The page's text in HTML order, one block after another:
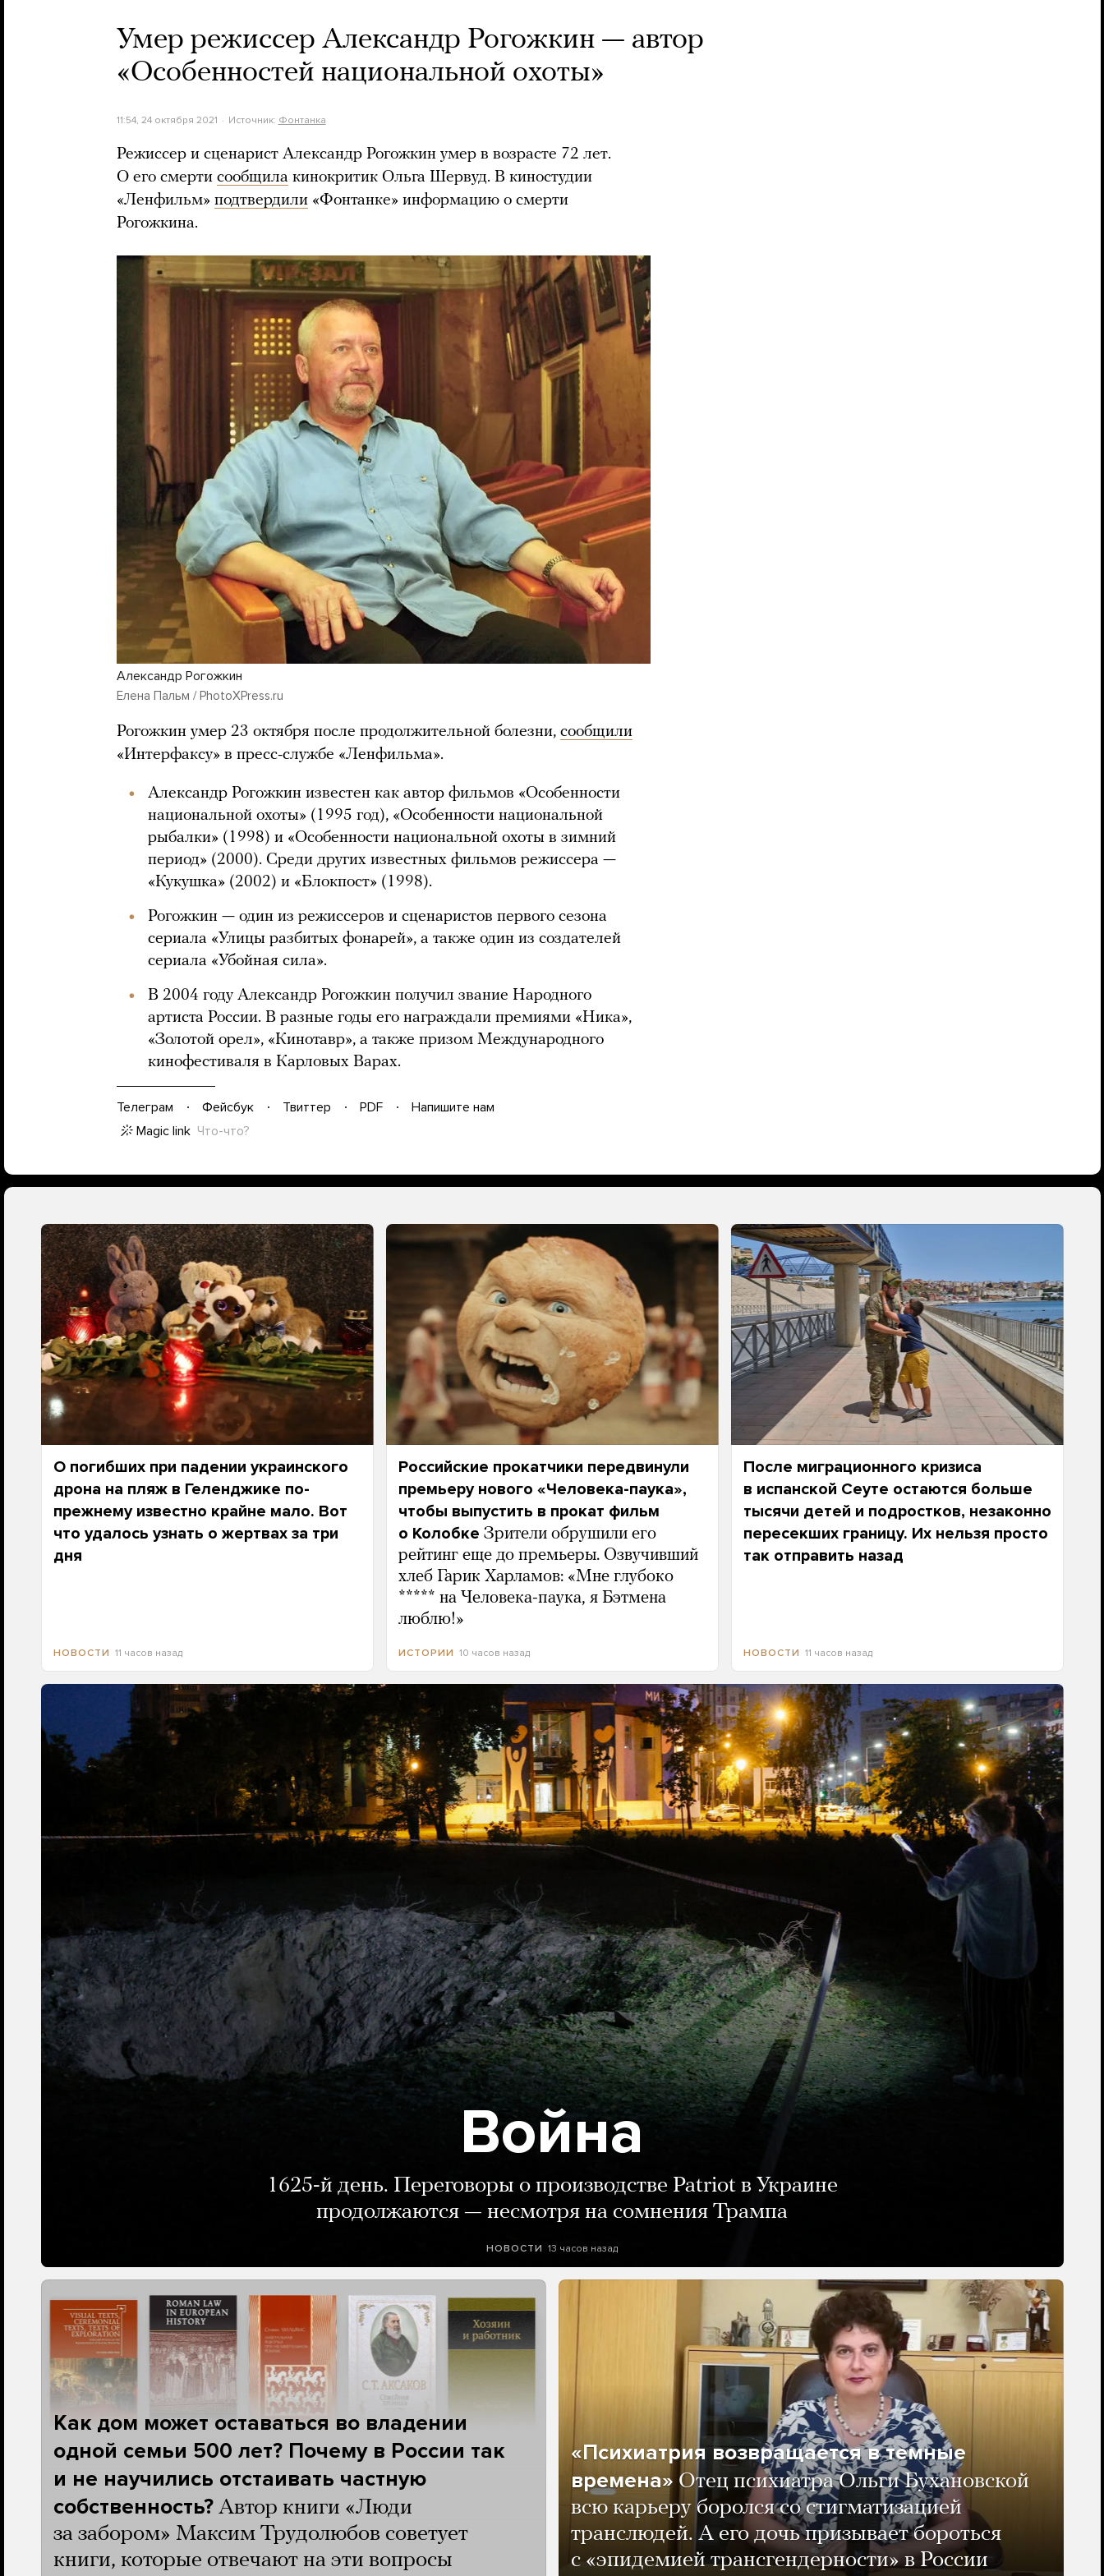
Умер режиссер Александр Рогожкин — автор
«Особенностей национальной охоты»
11:54, 24 октября 2021 Источник: Фонтанка
Режиссер и сценарист Александр Рогожкин умер в возрасте 72 лет.
О его смерти сообщила кинокритик Ольга Шервуд. В киностудии
«Ленфильм» подтвердили «Фонтанке» информацию о смерти
Рогожкина.
Александр Рогожкин
Елена Пальм / PhotoXPress.ru
Рогожкин умер 23 октября после продолжительной болезни, сообщили
«Интерфаксу» в пресс-службе «Ленфильма».
Александр Рогожкин известен как автор фильмов «Особенности
национальной охоты» (1995 год), «Особенности национальной
рыбалки» (1998) и «Особенности национальной охоты в зимний
период» (2000). Среди других известных фильмов режиссера —
«Кукушка» (2002) и «Блокпост» (1998).
Рогожкин — один из режиссеров и сценаристов первого сезона
сериала «Улицы разбитых фонарей», а также один из создателей
сериала «Убойная сила».
В 2004 году Александр Рогожкин получил звание Народного
артиста России. В разные годы его награждали премиями «Ника»,
«Золотой орел», «Кинотавр», а также призом Международного
кинофестиваля в Карловых Варах.
Телеграм Фейсбук Твиттер PDF
Напишите нам
Magic link Что-что?
О погибших при падении украинского
дрона на пляж в Геленджике по-
прежнему известно крайне мало. Вот
что удалось узнать о жертвах за три
дня
НОВОСТИ 11 часов назад
Российские прокатчики передвинули
премьеру нового «Человека-паука»,
чтобы выпустить в прокат фильм
о Колобке Зрители обрушили его
рейтинг еще до премьеры. Озвучивший
хлеб Гарик Харламов: «Мне глубоко
***** на Человека-паука, я Бэтмена
люблю!»
ИСТОРИИ 10 часов назад
После миграционного кризиса
в испанской Сеуте остаются больше
тысячи детей и подростков, незаконно
пересекших границу. Их нельзя просто
так отправить назад
НОВОСТИ 11 часов назад
Война
1625-й день. Переговоры о производстве Patriot в Украине
продолжаются — несмотря на сомнения Трампа
НОВОСТИ 13 часов назад
Как дом может оставаться во владении
одной семьи 500 лет? Почему в России так
и не научились отстаивать частную
собственность? Автор книги «Люди
за забором» Максим Трудолюбов советует
книги, которые отвечают на эти вопросы
«Психиатрия возвращается в темные
времена» Отец психиатра Ольги Бухановской
всю карьеру боролся со стигматизацией
транслюдей. А его дочь призывает бороться
с «эпидемией трансгендерности» в России